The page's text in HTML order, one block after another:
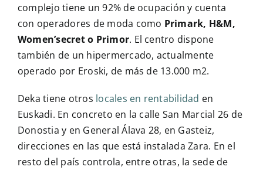
complejo tiene un 92% de ocupación y cuenta
con operadores de moda como Primark, H&M,
Women’secret o Primor. El centro dispone
también de un hipermercado, actualmente
operado por Eroski, de más de 13.000 m2.
Deka tiene otros locales en rentabilidad en
Euskadi. En concreto en la calle San Marcial 26 de
Donostia y en General Álava 28, en Gasteiz,
direcciones en las que está instalada Zara. En el
resto del país controla, entre otras, la sede de